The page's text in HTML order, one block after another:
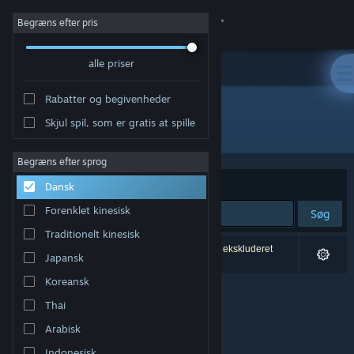
Log på
Om
Support
Skift sprog
Hent Steam-mobilappen
Vis desktop-webside
Begræns efter pris
alle priser
Rabatter og begivenheder
Skjul spil, som er gratis at spille
Begræns efter sprog
Dansk
Forenklet kinesisk
Traditionelt kinesisk
Japansk
Koreansk
Thai
Arabisk
Udvikler: Tech Turtles
Sorter efter Relevans
Søg
0 resultater matcher din søgning. 1 titel er blevet ekskluderet
baseret på dine præferencer.